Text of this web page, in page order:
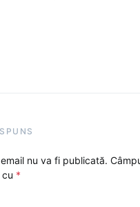
nu va fi publicată.
*